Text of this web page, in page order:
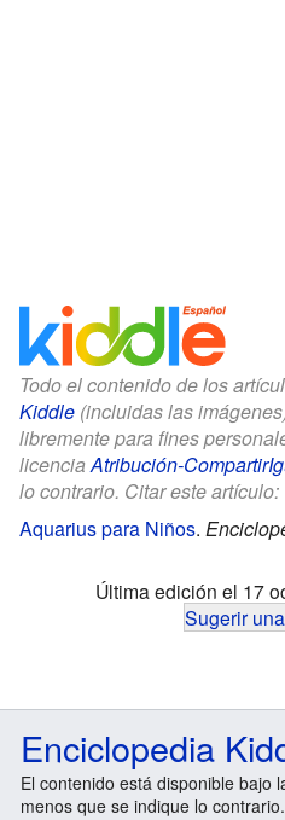
Todo el contenido de los
Kiddle (incluidas las
libremente para fines
licenciaAtribución-
lo contrario. Citar este artículo:
Aquarius para Niños.
Última edición el 17
Sugerir
Enciclopedia
El contenido está disponible bajo
menos que se indique lo